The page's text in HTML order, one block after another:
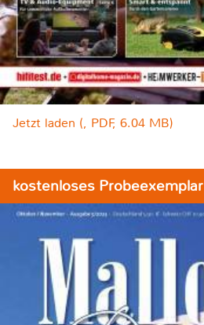
Jetzt laden (, PDF, 6.04 MB)
kostenloses Probeexemplar